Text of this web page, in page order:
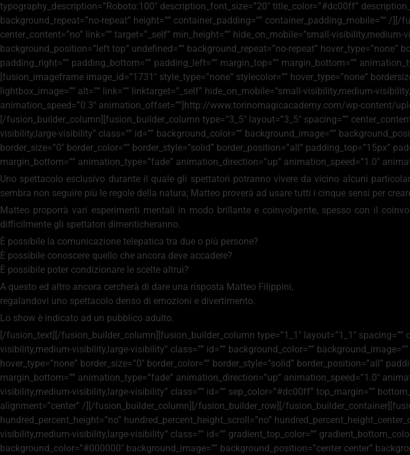
typography_description=”Roboto:100″ description_font_size=”20″ title_color=”#dc00ff”
background_repeat=”no-repeat” height=”” container_padding=”” container_padding_mobile=”” /
center_content=”no” link=”” target=”_self” min_height=”” hide_on_mobile=”small-
background_position=”left top” undefined=”” background_repeat=”no-repeat” hover_type=”none”
padding_right=”” padding_bottom=”” padding_left=”” margin_top=”” margin_bottom=””
[fusion_imageframe image_id=”1731″ style_type=”none” stylecolor=”” hover_type=”none”
lightbox_image=”” alt=”” link=”” linktarget=”_self” hide_on_mobile=”small-visibility,medium-
animation_speed=”0.3″ animation_offset=””]http://www.torinomagicacademy.com/wp-content/
[/fusion_builder_column][fusion_builder_column type=”3_5″ layout=”3_5″ spacing=””
visibility,large-visibility” class=”” id=”” background_color=”” background_image=””
border_size=”0″ border_color=”” border_style=”solid” border_position=”all” padding_top=”15px”
margin_bottom=”” animation_type=”fade” animation_direction=”up” animation_speed=”1.0″
Uno spettacolo esclusivo durante il quale gli spettatori potranno vivere da vicino alcuni
sembra non seguire più le regole della natura; Matteo proverà ad usare tutti i cinque sensi per
Matteo proporrà vari esperimenti mentali in modo brillante e coinvolgente, spesso con il
difficilmente gli spettatori dimenticheranno.
È possibile la comunicazione telepatica tra due o più persone?
È possibile conoscere quello che ancora deve accadere?
È possibile poter condizionare le scelte altrui?
A questo ed altro ancora cercherà di dare una risposta Matteo Filippini,
regalandovi uno spettacolo denso di emozioni e divertimento.
Lo show è indicato ad un pubblico adulto.
[/fusion_text][/fusion_builder_column][fusion_builder_column type=”1_1″ layout=”1_1″ spacing=””
visibility,medium-visibility,large-visibility” class=”” id=”” background_color=””
hover_type=”none” border_size=”0″ border_color=”” border_style=”solid” border_position=”all”
margin_bottom=”” animation_type=”fade” animation_direction=”up” animation_speed=”1.0″
visibility,medium-visibility,large-visibility” class=”” id=”” sep_color=”#dc00ff” top_margin=””
alignment=”center” /][/fusion_builder_column][/fusion_builder_row][/
hundred_percent_height=”no” hundred_percent_height_scroll=”no”
visibility,medium-visibility,large-visibility” class=”” id=”” gradient_top_color=””
background_color=”#000000″ background_image=”” background_position=”center center”